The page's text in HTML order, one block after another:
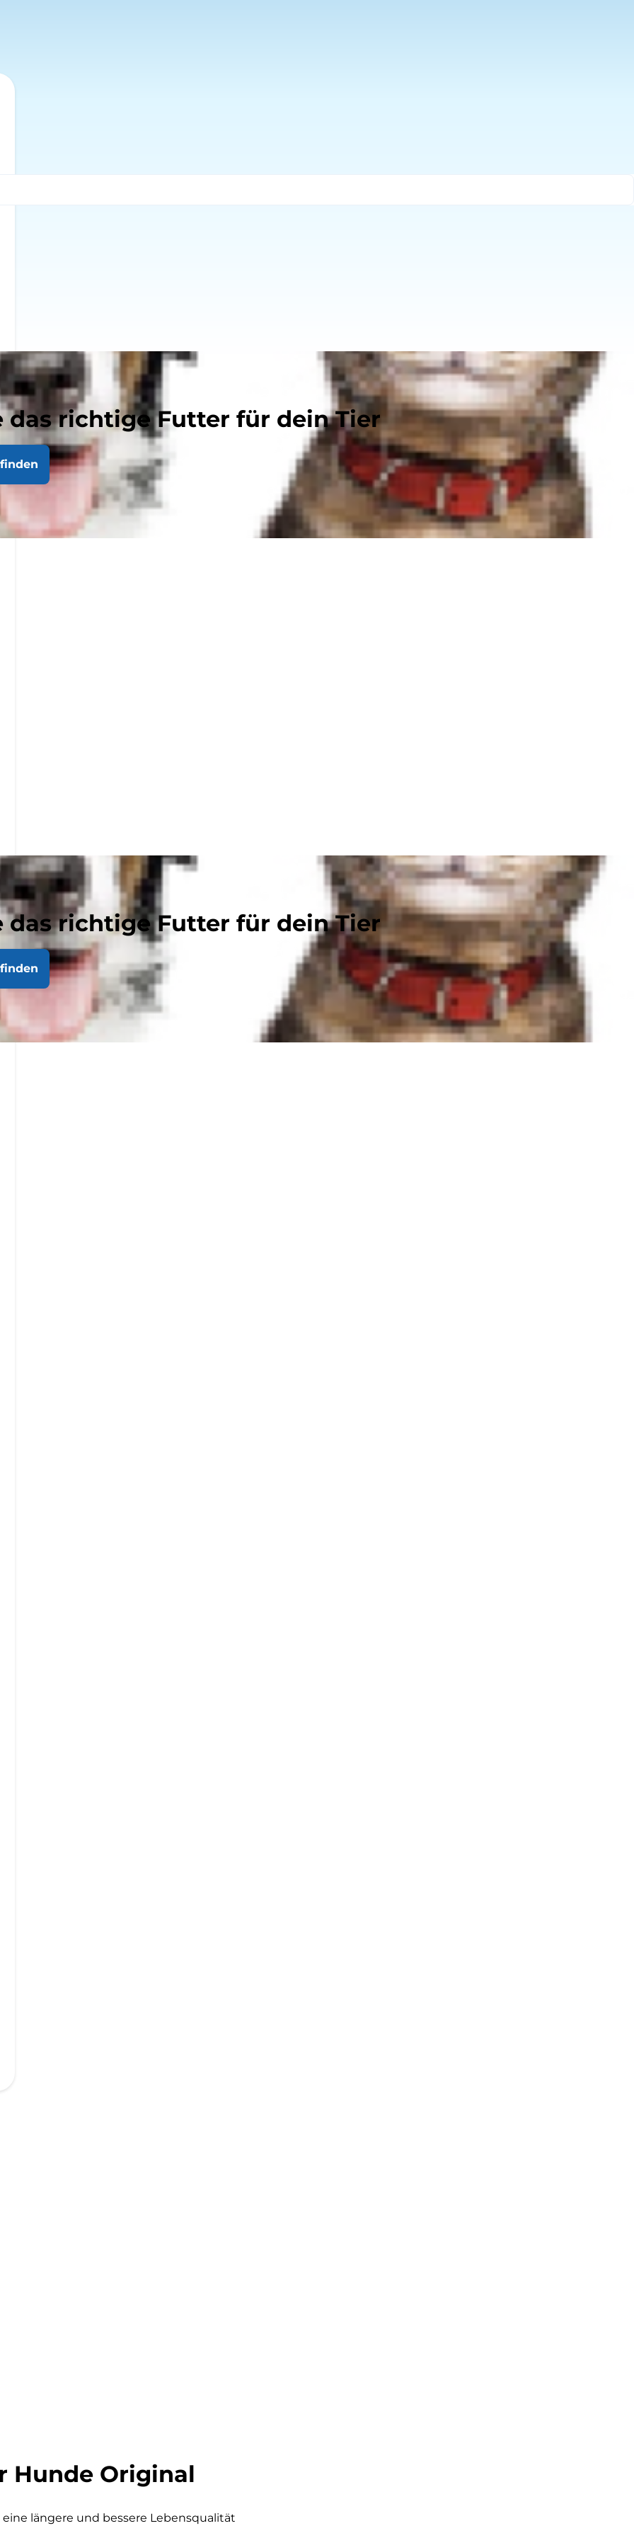
das richtige Futter für dein Tier
das richtige Futter für dein Tier
Hunde Original
längere und bessere Lebensqualität